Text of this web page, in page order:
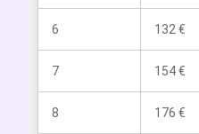
6 132 €
7 154 €
8 176 €